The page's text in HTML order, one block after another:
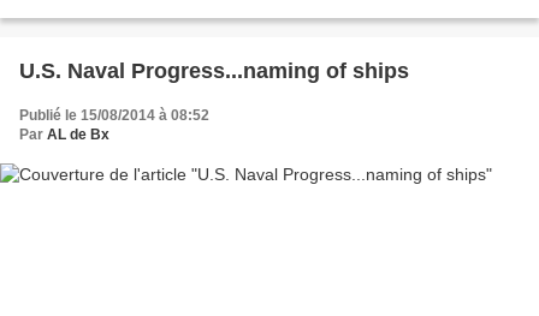
U.S. Naval Progress...naming of ships
Publié le 15/08/2014 à 08:52
Par AL de Bx